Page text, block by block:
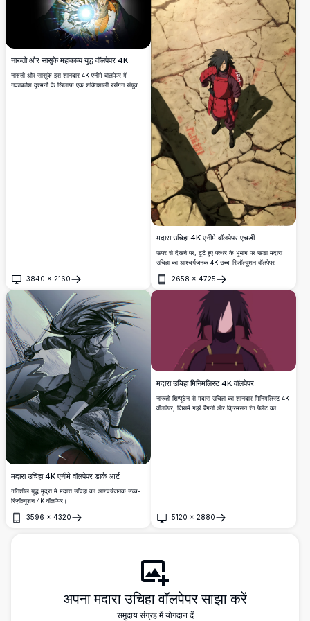
नारुतो और सासुके महाकाव्य युद्ध वॉलपेपर 4K
नारुतो और सासुके इस शानदार 4K एनीमे वॉलपेपर में
नकाबपोश दुश्मनों के खिलाफ एक शक्तिशाली रसेंगन संयुक्त
3840 × 2160
खोलें
मदारा उचिहा 4K एनीमे वॉलपेपर एचडी
ऊपर से देखने पर, टूटे हुए पत्थर के भूभाग पर खड़ा मदारा
उचिहा का आश्चर्यजनक 4K उच्च-रिज़ॉल्यूशन वॉलपेपर।
2658 × 4725
खोलें
मदारा उचिहा 4K एनीमे वॉलपेपर डार्क आर्ट
गतिशील युद्ध मुद्रा में मदारा उचिहा का आश्चर्यजनक उच्च-
रिज़ॉल्यूशन 4K वॉलपेपर।
3596 × 4320
खोलें
मदारा उचिहा मिनिमलिस्ट 4K वॉलपेपर
नारुतो शिप्पूडेन से मदारा उचिहा का शानदार मिनिमलिस्ट 4K
वॉलपेपर, जिसमें गहरे बैंगनी और क्रिमसन रंग पैलेट का
5120 × 2880
खोलें
अपना मदारा उचिहा वॉलपेपर साझा करें
समुदाय संग्रह में योगदान दें